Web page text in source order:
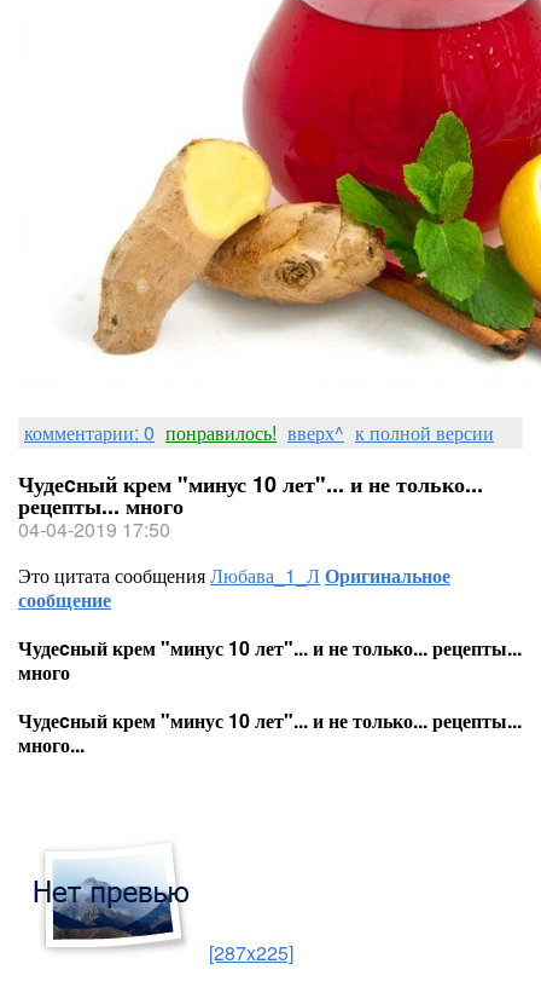
комментарии: 0 понравилось! вверх^ к полной версии
Чудеcный крем "минус 10 лет"... и не только...
рецепты... много
04-04-2019 17:50
Это цитата сообщенияЛюбава_1_ЛОригинальное
сообщение
Чудеcный крем "минус 10 лет"... и не только... рецепты...
много
Чудеcный крем "минус 10 лет"... и не только... рецепты...
много...
[287x225]